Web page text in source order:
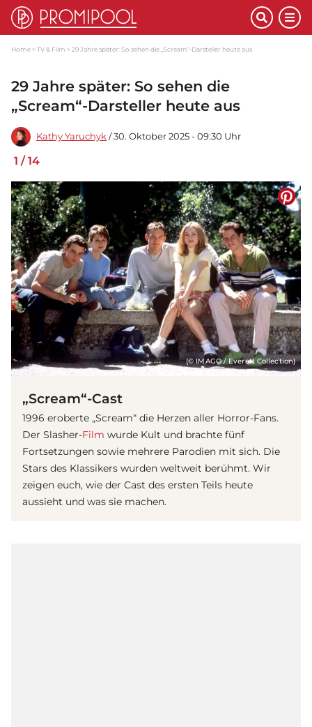
Home TV & Film 29 Jahre später: So sehen die „Scream“-Darsteller heute aus
29 Jahre später: So sehen die
„Scream“-Darsteller heute aus
Kathy Yaruchyk / 30. Oktober 2025 - 09:30 Uhr
1 /14
(© IMAGO / Everett Collection)
„Scream“-Cast
1996 eroberte „Scream“ die Herzen aller Horror-Fans.
Der Slasher-Film wurde Kult und brachte fünf
Fortsetzungen sowie mehrere Parodien mit sich. Die
Stars des Klassikers wurden weltweit berühmt. Wir
zeigen euch, wie der Cast des ersten Teils heute
aussieht und was sie machen.